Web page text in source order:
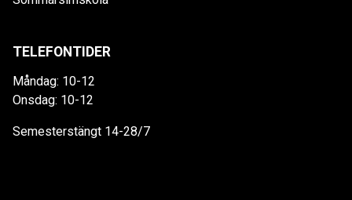
TELEFONTIDER
Måndag: 10-12
Onsdag: 10-12
Semesterstängt 14-28/7